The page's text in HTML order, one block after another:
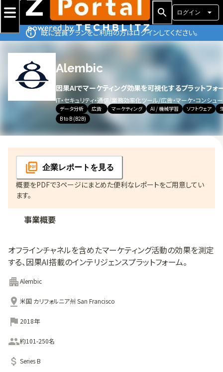
ログイン
既に会員プランをご利用の方はログインしてください。
Alembic
因果AIでマーケティング効果を可視化するプラットフォ
IT・セキュリティ・通信/業務効率化ツール/広告・マーケ・コンシュ
データ分析 広告 マーケティング AI / 機械学習 ソフトウェア
B to B (B2B)
企業レポート を見る
概要をPDFで3ページにまとめた便利なレポートをご用意してい
ます。
事業概要
オフラインチャネルを含めたマーケティング活動の効果を測定
する、因果AI搭載のインテリジェンスプラットフォーム。
Alembic
米国 カリフォルニア州 San Francisco
2018年
約101-250名
Series B